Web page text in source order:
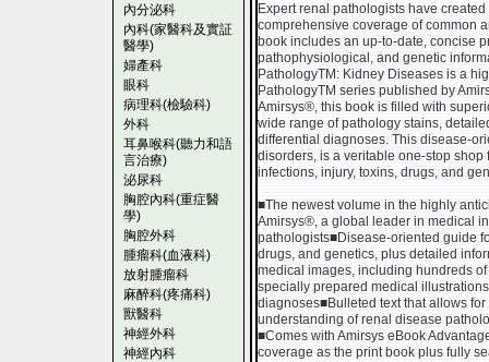
內分泌科
內科(家醫科及實証
醫學)
婦產科
眼科
病理科(檢驗科)
外科
耳鼻喉科(聽力和語
言治療)
泌尿科
胸腔內科(重症醫
學)
胸腔外科
腫瘤科(血液科)
放射腫瘤科
麻醉科(疼痛科)
獸醫科
神經外科
神經內科
Expert renal pathologists have
comprehensive coverage of common
book includes an up-to-date, concise
pathophysiological, and genetic
PathologyTM: Kidney Diseases is a
PathologyTM series published by
Amirsys®, this book is filled with
wide range of pathology stains,
differential diagnoses. This disease-
disorders, is a veritable one-stop
infections, injury, toxins, drugs, and
■The newest volume in the highly
Amirsys®, a global leader in medical
pathologists■Disease-oriented guide
drugs, and genetics, plus detailed
medical images, including hundreds
specially prepared medical
diagnoses■Bulleted text that allows
understanding of renal disease
■Comes with Amirsys eBook
coverage as the print book plus fully